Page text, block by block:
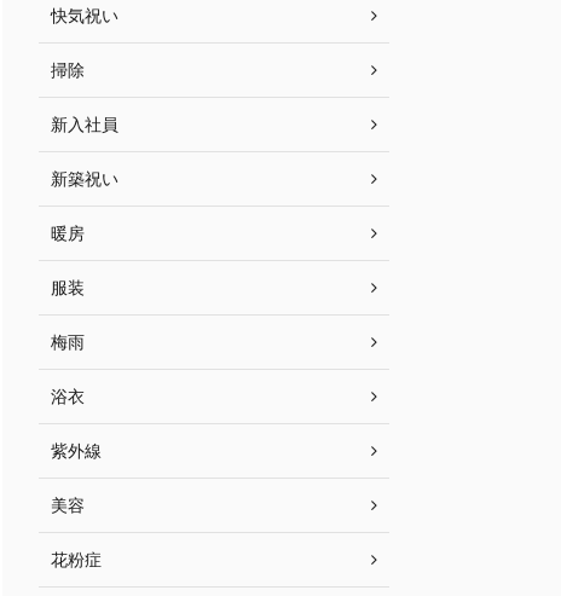
快気祝い
掃除
新入社員
新築祝い
暖房
服装
梅雨
浴衣
紫外線
美容
花粉症